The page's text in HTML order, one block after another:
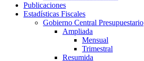
Publicaciones
Estadísticas Fiscales
Gobierno Central Presupuestario
Ampliada
Mensual
Trimestral
Resumida